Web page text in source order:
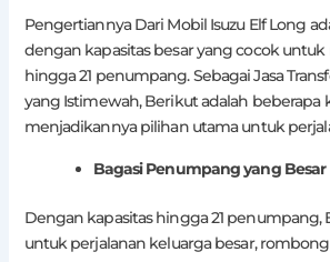
Pengertiannya Dari Mobil Isuzu Elf Long
dengan kapasitas besar yang cocok
hingga 21 penumpang. Sebagai Jasa
yang Istimewah, Berikut adalah beberapa
menjadikannya pilihan utama untuk
Bagasi Penumpang yang Besar
Dengan kapasitas hingga 21 penumpang,
untuk perjalanan keluarga besar,